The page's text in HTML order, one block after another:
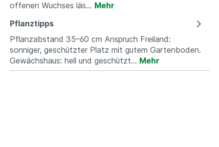
offenen Wuchses läs… Mehr
Pflanztipps
Pflanzabstand 35–60 cm Anspruch Freiland:
sonniger, geschützter Platz mit gutem Gartenboden.
Gewächshaus: hell und geschützt… Mehr